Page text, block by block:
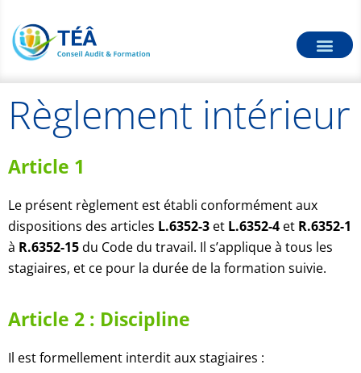
Règlement intérieur
Article 1
Le présent règlement est établi conformément aux
dispositions des articles L.6352-3 et L.6352-4 et R.6352-1
à R.6352-15du Code du travail. Il s’applique à tous les
stagiaires, et ce pour la durée de la formation suivie.
Article 2 : Discipline
Il est formellement interdit aux stagiaires :